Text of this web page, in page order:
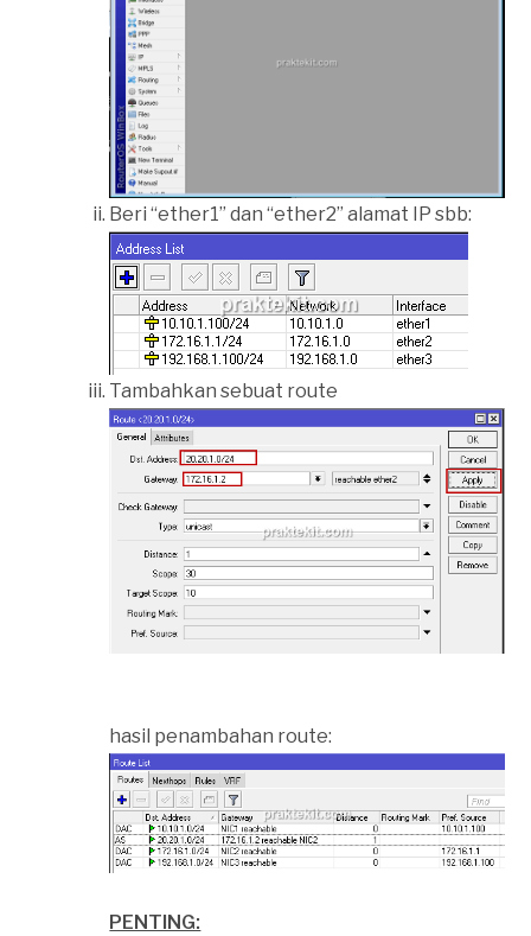
Beri “ether1” dan “ether2” alamat IP sbb:
Tambahkan sebuat route
hasil penambahan route:
PENTING: